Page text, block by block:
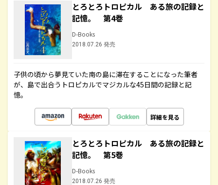
とろとろトロピカル ある旅の記録と
記憶。 第4巻
D-Books
2018.07.26 発売
子供の頃から夢見ていた南の島に滞在することになった筆者
が、島で出合うトロピカルでマジカルな45日間の記録と記
憶。
詳細を見る
とろとろトロピカル ある旅の記録と
記憶。 第5巻
D-Books
2018.07.26 発売